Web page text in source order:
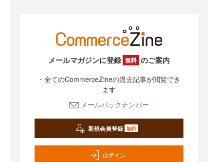
メールマガジンに登録 無料 のご案内
・全てのCommerceZineの過去記事が閲覧でき
ます
メールバックナンバー
新規会員登録 無料
ログイン